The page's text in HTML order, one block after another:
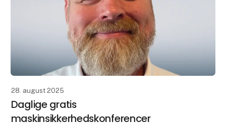
28. august 2025
Daglige gratis
maskinsikkerhedskonferencer